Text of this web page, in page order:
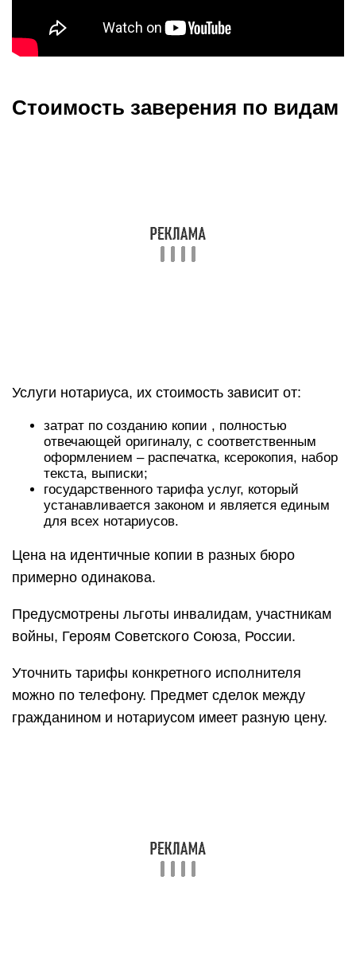
Стоимость заверения по видам
Услуги нотариуса, их стоимость зависит от:
затрат по созданию копии , полностью
отвечающей оригиналу, с соответственным
оформлением – распечатка, ксерокопия, набор
текста, выписки;
государственного тарифа услуг, который
устанавливается законом и является единым
для всех нотариусов.
Цена на идентичные копии в разных бюро
примерно одинакова.
Предусмотрены льготы инвалидам, участникам
войны, Героям Советского Союза, России.
Уточнить тарифы конкретного исполнителя
можно по телефону. Предмет сделок между
гражданином и нотариусом имеет разную цену.